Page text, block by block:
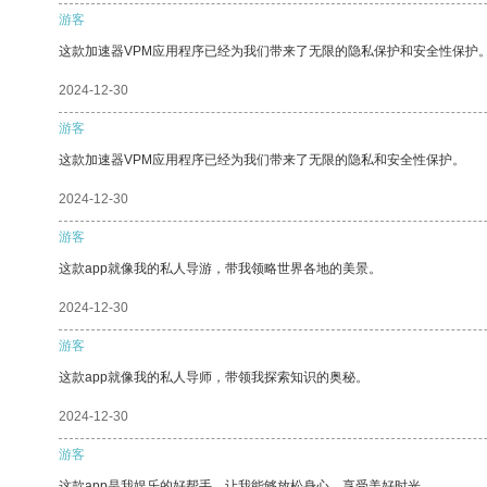
游客
这款加速器VPM应用程序已经为我们带来了无限的隐私保护和安全性保护
2024-12-30
游客
这款加速器VPM应用程序已经为我们带来了无限的隐私和安全性保护。
2024-12-30
游客
这款app就像我的私人导游，带我领略世界各地的美景。
2024-12-30
游客
这款app就像我的私人导师，带领我探索知识的奥秘。
2024-12-30
游客